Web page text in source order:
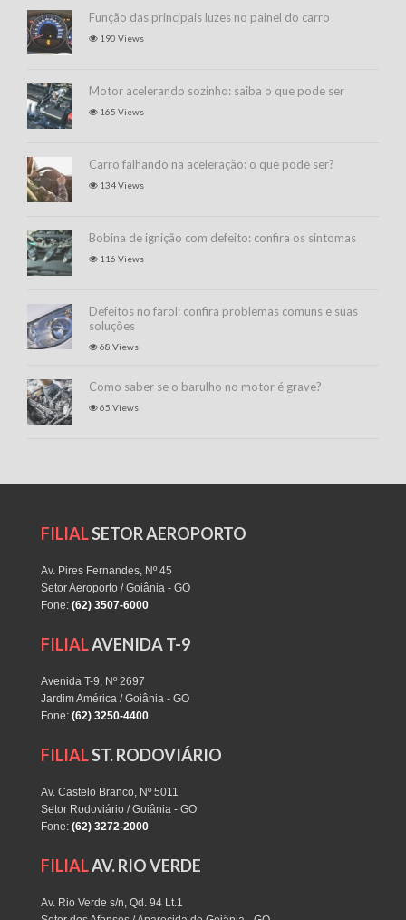
Função das principais luzes no painel do carro
190 Views
Motor acelerando sozinho: saiba o que pode ser
165 Views
Carro falhando na aceleração: o que pode ser?
134 Views
Bobina de ignição com defeito: confira os sintomas
116 Views
Defeitos no farol: confira problemas comuns e suas
soluções
68 Views
Como saber se o barulho no motor é grave?
65 Views
FILIALSETOR AEROPORTO
Av. Pires Fernandes, Nº 45
Setor Aeroporto / Goiânia - GO
Fone: (62) 3507-6000
FILIALAVENIDA T-9
Avenida T-9, Nº 2697
Jardim América / Goiânia - GO
Fone: (62) 3250-4400
FILIALST. RODOVIÁRIO
Av. Castelo Branco, Nº 5011
Setor Rodoviário / Goiânia - GO
Fone: (62) 3272-2000
FILIALAV. RIO VERDE
Av. Rio Verde s/n, Qd. 94 Lt.1